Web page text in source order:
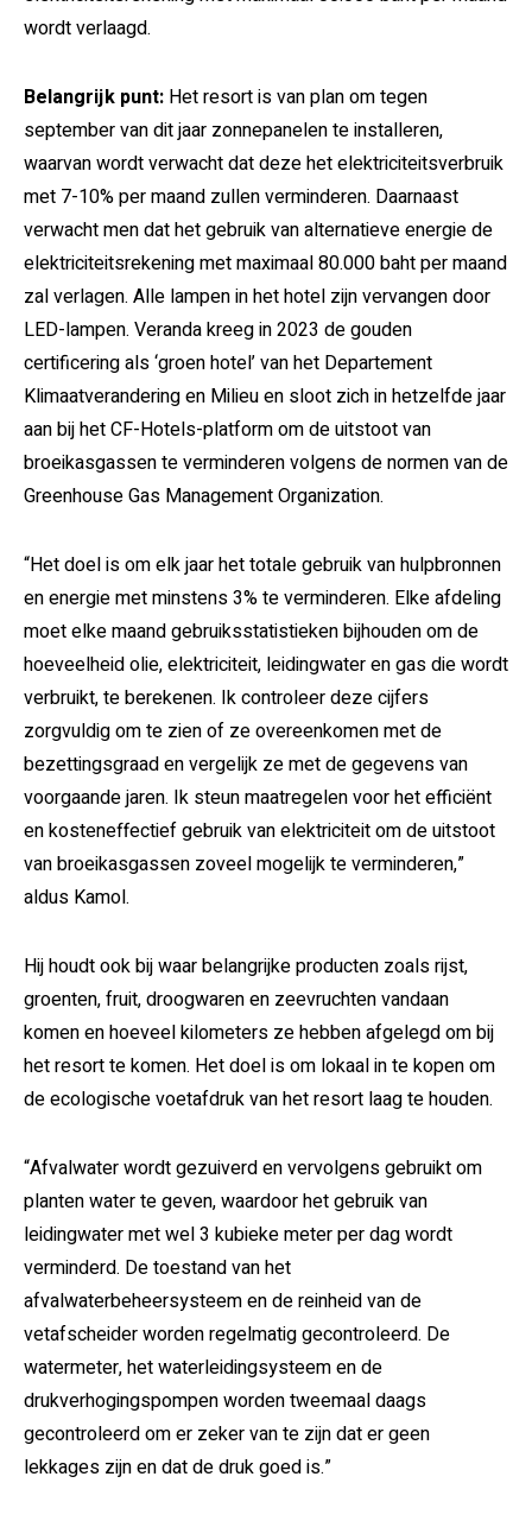
wordt verlaagd.
Belangrijk punt: Het resort is van plan om tegen
september van dit jaar zonnepanelen te installeren,
waarvan wordt verwacht dat deze het elektriciteitsverbruik
met 7-10% per maand zullen verminderen. Daarnaast
verwacht men dat het gebruik van alternatieve energie de
elektriciteitsrekening met maximaal 80.000 baht per maand
zal verlagen. Alle lampen in het hotel zijn vervangen door
LED-lampen. Veranda kreeg in 2023 de gouden
certificering als ‘groen hotel’ van het Departement
Klimaatverandering en Milieu en sloot zich in hetzelfde jaar
aan bij het CF-Hotels-platform om de uitstoot van
broeikasgassen te verminderen volgens de normen van de
Greenhouse Gas Management Organization.
“Het doel is om elk jaar het totale gebruik van hulpbronnen
en energie met minstens 3% te verminderen. Elke afdeling
moet elke maand gebruiksstatistieken bijhouden om de
hoeveelheid olie, elektriciteit, leidingwater en gas die wordt
verbruikt, te berekenen. Ik controleer deze cijfers
zorgvuldig om te zien of ze overeenkomen met de
bezettingsgraad en vergelijk ze met de gegevens van
voorgaande jaren. Ik steun maatregelen voor het efficiënt
en kosteneffectief gebruik van elektriciteit om de uitstoot
van broeikasgassen zoveel mogelijk te verminderen,”
aldus Kamol.
Hij houdt ook bij waar belangrijke producten zoals rijst,
groenten, fruit, droogwaren en zeevruchten vandaan
komen en hoeveel kilometers ze hebben afgelegd om bij
het resort te komen. Het doel is om lokaal in te kopen om
de ecologische voetafdruk van het resort laag te houden.
“Afvalwater wordt gezuiverd en vervolgens gebruikt om
planten water te geven, waardoor het gebruik van
leidingwater met wel 3 kubieke meter per dag wordt
verminderd. De toestand van het
afvalwaterbeheersysteem en de reinheid van de
vetafscheider worden regelmatig gecontroleerd. De
watermeter, het waterleidingsysteem en de
drukverhogingspompen worden tweemaal daags
gecontroleerd om er zeker van te zijn dat er geen
lekkages zijn en dat de druk goed is.”